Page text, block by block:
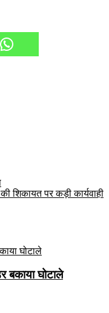
शिकायत पर कड़ी कार्यवाही
बकाया घोटाले